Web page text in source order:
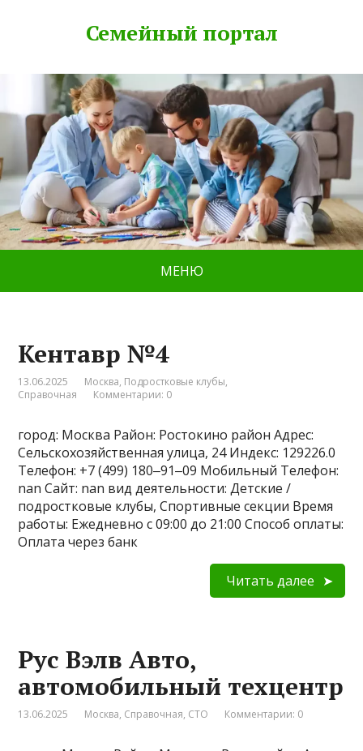
Семейный портал
МЕНЮ
Кентавр №4
13.06.2025 Москва, Подростковые клубы,
Справочная
Комментарии: 0
город: Москва Район: Ростокино район Адрес:
Сельскохозяйственная улица, 24 Индекс: 129226.0
Телефон: +7 (499) 180‒91‒09 Мобильный Телефон:
nan Сайт: nan вид деятельности: Детские /
подростковые клубы, Спортивные секции Время
работы: Ежедневно с 09:00 до 21:00 Способ оплаты:
Оплата через банк
Читать далее
Рус Вэлв Авто,
автомобильный техцентр
13.06.2025 Москва, Справочная, СТО Комментарии: 0